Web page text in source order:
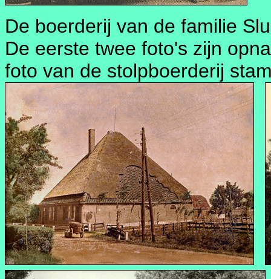
De boerderij van de familie
De eerste twee foto's zijn
foto van de stolpboerderij